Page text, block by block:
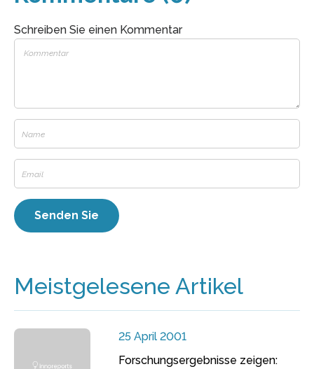
Schreiben Sie einen Kommentar
Meistgelesene Artikel
25 April 2001
Forschungsergebnisse zeigen: